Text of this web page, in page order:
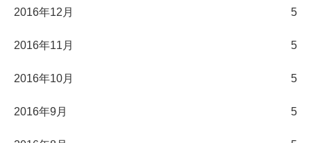
2016年12月 5
2016年11月 5
2016年10月 5
2016年9月 5